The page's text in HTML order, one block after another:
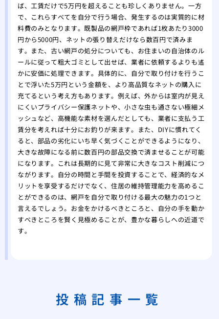
ば、工賃だけで5万円を超えることも珍しくありません。一方
で、これらすべてを自分で行う場合、発生するのは実質的に材
料費のみとなります。既製品の網戸枠であれば1枚あたり3000
円から5000円、ネットの張り替えだけなら数百円で済みま
す。また、古い網戸の処分についても、お住まいの自治体のル
ールに従って粗大ゴミとして出せば、業者に依頼するよりも遙
かに安価に処理できます。具体的に、自分で取り付けを行うこ
とで浮いた5万円という金額を、より高品質なネットの購入に
充てるという考え方もあります。例えば、外からは室内が見え
にくいプライバシー保護ネットや、小さな虫も通さない極細メ
ッシュなど、高機能な素材を選んだとしても、業者に支払う工
賃分を考えれば十分にお釣りが来ます。また、DIYに慣れてく
ると、部品の劣化にいち早く気づくことができるようになり、
大きな故障になる前に数百円の部品交換で済ませることが可能
になります。これは長期的に見て非常に大きなコスト削減につ
ながります。自分の時間と手間を投資することで、経済的なメ
リットを享受するだけでなく、住居の維持管理能力を高めるこ
とができるのは、網戸を自分で取り付ける最大の魅力の1つと
言えるでしょう。お金をかけるべきところと、自分の手を動か
すべきところを賢く見極めることが、豊かな暮らしへの近道で
す。
投稿記事一覧